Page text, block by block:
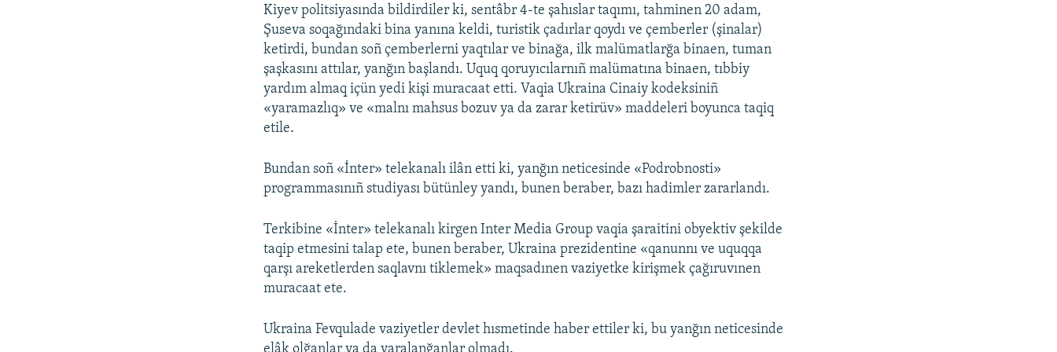
Kiyev politsiyasında bildirdiler ki, sentâbr 4-te şahıslar taqımı, tahminen 20 adam,
Şuseva soqağındaki bina yanına keldi, turistik çadırlar qoydı ve çemberler (şinalar)
ketirdi, bundan soñ çemberlerni yaqtılar ve binağa, ilk malümatlarğa binaen, tuman
şaşkasını attılar, yanğın başlandı. Uquq qoruyıcılarnıñ malümatına binaen, tıbbiy
yardım almaq içün yedi kişi muracaat etti. Vaqia Ukraina Cinaiy kodeksiniñ
«yaramazlıq» ve «malnı mahsus bozuv ya da zarar ketirüv» maddeleri boyunca taqiq
etile.
Bundan soñ «İnter» telekanalı ilân etti ki, yanğın neticesinde «Podrobnosti»
programmasınıñ studiyası bütünley yandı, bunen beraber, bazı hadimler zararlandı.
Terkibine «İnter» telekanalı kirgen Inter Media Group vaqia şaraitini obyektiv şekilde
taqip etmesini talap ete, bunen beraber, Ukraina prezidentine «qanunnı ve uquqqa
qarşı areketlerden saqlavnı tiklemek» maqsadınen vaziyetke kirişmek çağıruvınen
muracaat ete.
Ukraina Fevqulade vaziyetler devlet hısmetinde haber ettiler ki, bu yanğın neticesinde
elâk olğanlar ya da yaralanğanlar olmadı.